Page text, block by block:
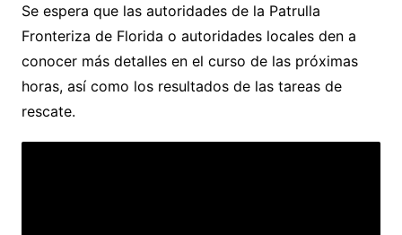
Se espera que las autoridades de la Patrulla
Fronteriza de Florida o autoridades locales den a
conocer más detalles en el curso de las próximas
horas, así como los resultados de las tareas de
rescate.